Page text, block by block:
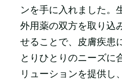
ンを手に入れました。
外用薬の双方を取り込
せることで、皮膚疾患
とりひとりのニーズに
リューションを提供し